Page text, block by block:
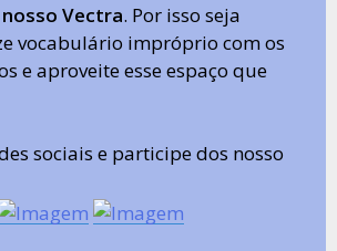
nosso Vectra. Por isso seja
vocabulário impróprio com os
e aproveite esse espaço que
sociais e participe dos nosso